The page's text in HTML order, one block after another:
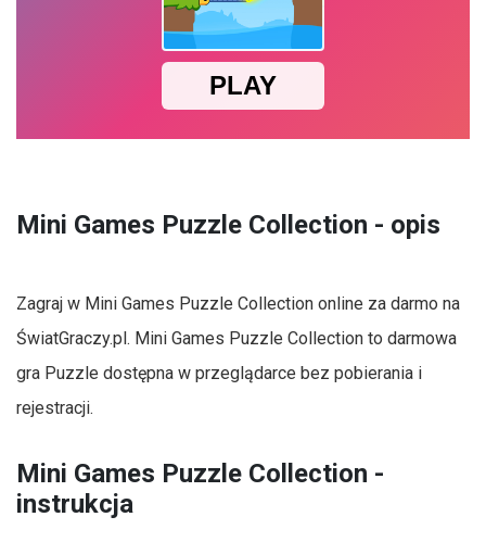
Mini Games Puzzle Collection - opis
Zagraj w Mini Games Puzzle Collection online za darmo na
ŚwiatGraczy.pl. Mini Games Puzzle Collection to darmowa
gra Puzzle dostępna w przeglądarce bez pobierania i
rejestracji.
Mini Games Puzzle Collection -
instrukcja